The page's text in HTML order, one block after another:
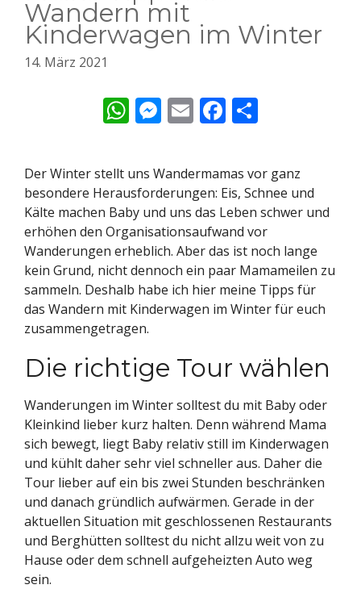
Wandern mit
Kinderwagen im Winter
14. März 2021
W
h
at
s
A
p
p
M
e
ss
e
n
g
er
E
m
l
F
ac
b
o
o
k
n
Der Winter stellt uns Wandermamas vor ganz
besondere Herausforderungen: Eis, Schnee und
Kälte machen Baby und uns das Leben schwer und
erhöhen den Organisationsaufwand vor
Wanderungen erheblich. Aber das ist noch lange
kein Grund, nicht dennoch ein paar Mamameilen zu
sammeln. Deshalb habe ich hier meine Tipps für
das Wandern mit Kinderwagen im Winter für euch
zusammengetragen.
Die richtige Tour wählen
Wanderungen im Winter solltest du mit Baby oder
Kleinkind lieber kurz halten. Denn während Mama
sich bewegt, liegt Baby relativ still im Kinderwagen
und kühlt daher sehr viel schneller aus. Daher die
Tour lieber auf ein bis zwei Stunden beschränken
und danach gründlich aufwärmen. Gerade in der
aktuellen Situation mit geschlossenen Restaurants
und Berghütten solltest du nicht allzu weit von zu
Hause oder dem schnell aufgeheizten Auto weg
sein.